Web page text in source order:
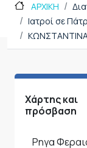
ΑΡΧΙΚΗ
Ιατροί σε
Χάρτης και
πρόσβαση
Ρηγα